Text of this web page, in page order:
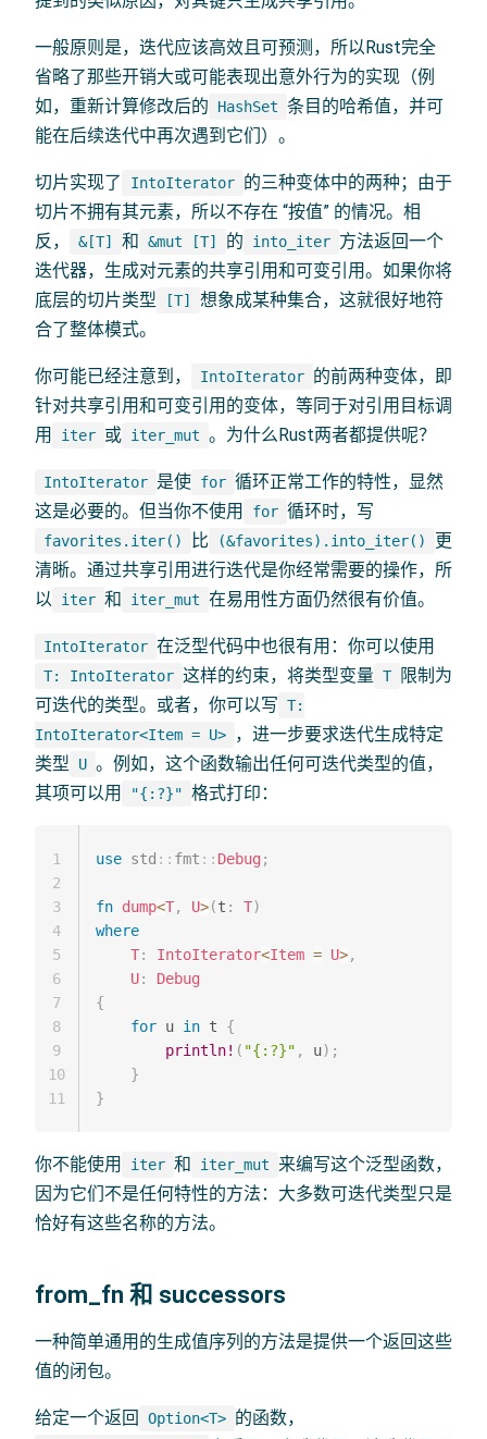
一般原则是，迭代应该高效且可预测，所以Rust完全
省略了那些开销大或可能表现出意外行为的实现（例
如，重新计算修改后的
HashSet 条目的哈希值，并可
能在后续迭代中再次遇到它们）。
切片实现了 IntoIterator 的三种变体中的两种；由于
切片不拥有其元素，所以不存在 “按值” 的情况。相
反，
&[T] 和 &mut [T] 的 into_iter 方法返回一个
迭代器，生成对元素的共享引用和可变引用。如果你将
底层的切片类型
[T]
想象成某种集合，这就很好地符
合了整体模式。
你可能已经注意到， IntoIterator 的前两种变体，即
针对共享引用和可变引用的变体，等同于对引用目标调
用
iter 或 iter_mut 。为什么Rust两者都提供呢？
IntoIterator 是使 for 循环正常工作的特性，显然
这是必要的。但当你不使用
for 循环时，写
favorites.iter() 比 (&favorites).into_iter()
更
清晰。通过共享引用进行迭代是你经常需要的操作，所
以
iter 和 iter_mut 在易用性方面仍然很有价值。
IntoIterator 在泛型代码中也很有用：你可以使用
T: IntoIterator 这样的约束，将类型变量 T
限制为
可迭代的类型。或者，你可以写 T:
IntoIterator<Item = U>
，进一步要求迭代生成特定
类型
U 。例如，这个函数输出任何可迭代类型的值，
其项可以用
"{:?}" 格式打印：
use std :: fmt :: Debug ;
fn dump<T, U>(t : T)
where
T: IntoIterator<Item = U>,
U:
Debug
{
for u in t {
println! ( "{:?}" , u) ;
}
}
1
2
3
4
5
6
7
8
9
10
11
你不能使用 iter 和 iter_mut
来编写这个泛型函数，
因为它们不是任何特性的方法：大多数可迭代类型只是
恰好有这些名称的方法。
from_fn 和 successors
一种简单通用的生成值序列的方法是提供一个返回这些
值的闭包。
给定一个返回 Option<T> 的函数，